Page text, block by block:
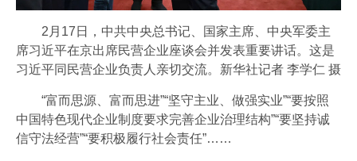
2月17日，中共中央总书记、国家主席、中央军委主
席习近平在京出席民营企业座谈会并发表重要讲话。这是
习近平同民营企业负责人亲切交流。新华社记者 李学仁 摄
“富而思源、富而思进”“坚守主业、做强实业”“要按照
中国特色现代企业制度要求完善企业治理结构”“要坚持诚
信守法经营”“要积极履行社会责任”……